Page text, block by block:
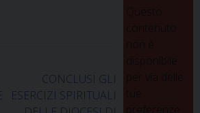
CONCLUSI GLI
ESERCIZI SPIRITUALI